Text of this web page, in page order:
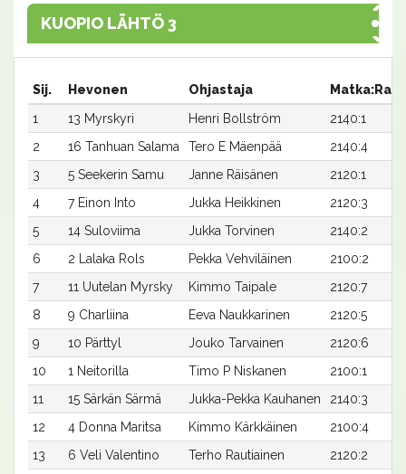
KUOPIO LÄHTÖ 3
Sij. Hevonen Ohjastaja
Matka:Rata
1
13 Myrskyri Henri Bollström
2140:1
2
16 Tanhuan Salama Tero E Mäenpää
2140:4
3
5 Seekerin Samu Janne Räisänen
2120:1
4
7 Einon Into Jukka Heikkinen
2120:3
5
14 Suloviima Jukka Torvinen
2140:2
6
2 Lalaka Rols Pekka Vehviläinen
2100:2
7
11 Uutelan Myrsky Kimmo Taipale
2120:7
8
9 Charliina Eeva Naukkarinen
2120:5
9
10 Pärttyl Jouko Tarvainen
2120:6
10
1 Neitorilla Timo P Niskanen
2100:1
11
15 Särkän Särmä Jukka-Pekka Kauhanen
2140:3
12
4 Donna Maritsa Kimmo Kärkkäinen
2100:4
13
6 Veli Valentino Terho Rautiainen
2120:2